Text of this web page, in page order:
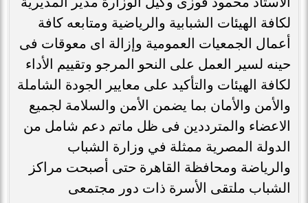
لكافة الهيئات الشبابية والرياضية ومتابعه كافة
أعمال الجمعيات العمومية وإزالة اى معوقات فى
حينه لسير العمل على النحو المرجو وتقييم الأداء
لكافة الهيئات والتأكيد على معايير الجودة الشاملة
والأمن والأمان بما يضمن الأمن والسلامة لجميع
الاعضاء والمترددين فى ظل ماتم دعم شامل من
الدولة المصرية ممثلة في وزارة الشباب
والرياضة ومحافظة القاهرة حتى أصبحت مراكز
الشباب ملتقى الأسرة ذات دور مجتمعى